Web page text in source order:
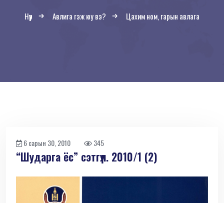
Нүүр Авлига гэж юу вэ? Цахим ном, гарын авлага
6 сарын 30, 2010 345
“Шударга ёс” сэтгүүл. 2010/1 (2)